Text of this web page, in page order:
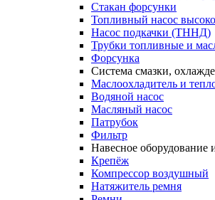
Стакан форсунки
Топливный насос
Насос подкачки (ТННД)
Трубки топливные и
Форсунка
Система смазки,
Маслоохладитель и
Водяной насос
Масляный насос
Патрубок
Фильтр
Навесное оборудование
Крепёж
Компрессор воздушный
Натяжитель ремня